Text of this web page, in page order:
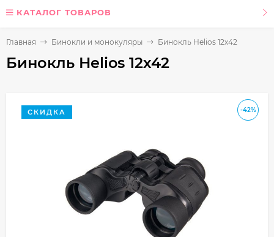
КАТАЛОГ ТОВАРОВ
Главная Бинокли и монокуляры Бинокль Helios 12х42
Бинокль Helios 12х42
-42%
СКИДКА